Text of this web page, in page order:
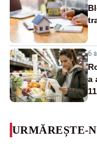
6
a
URMĂREȘTE-